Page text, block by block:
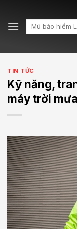
content
Search
for:
TIN TỨC
Kỹ năng,
máy trời mưa